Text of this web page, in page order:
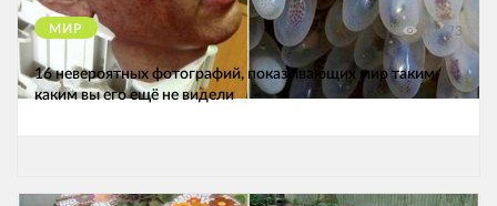
МИР 12473
16 невероятных фотографий, показывающих мир таким,
каким вы его ещё не видели